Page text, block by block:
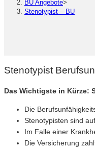
BU Angebote>
Stenotypist – BU
Stenotypist
Das Wichtigste in Kürze:
Die
Stenotypisten sind
Im Falle einer
Die Versicherung